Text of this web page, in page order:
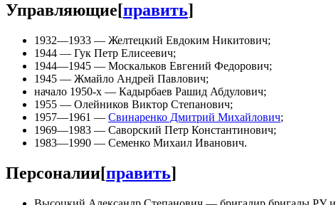
Управляющие[править]
1932—1933 — Желтецкий Евдоким Никитович;
1944 — Гук Петр Елисеевич;
1944—1945 — Москальков Евгений Федорович;
1945 — Жмайло Андрей Павлович;
начало 1950-х — Кадырбаев Рашид Абдулович;
1955 — Олейников Виктор Степанович;
1957—1961 — Свинаренко Дмитрий Михайлович;
1969—1983 — Саворский Петр Константинович;
1983—1990 — Семенко Михаил Иванович.
Персоналии[править]